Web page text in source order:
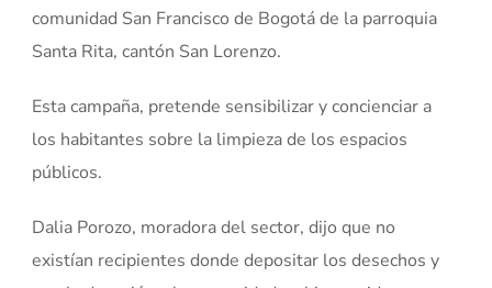
comunidad San Francisco de Bogotá de la parroquia
Santa Rita, cantón San Lorenzo.
Esta campaña, pretende sensibilizar y concienciar a
los habitantes sobre la limpieza de los espacios
públicos.
Dalia Porozo, moradora del sector, dijo que no
existían recipientes donde depositar los desechos y